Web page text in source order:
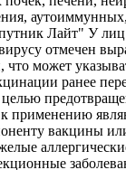
Лайт" У
отмечен
что может
ранее
к применению
вакцины